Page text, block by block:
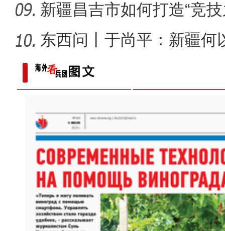
新疆昌吉市如何打造“竞
东西问丨于尚平：新疆何
局？